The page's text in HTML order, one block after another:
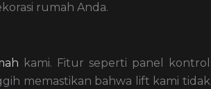
rumah Anda.
kami. Fitur seperti panel kontrol
memastikan bahwa lift kami tidak